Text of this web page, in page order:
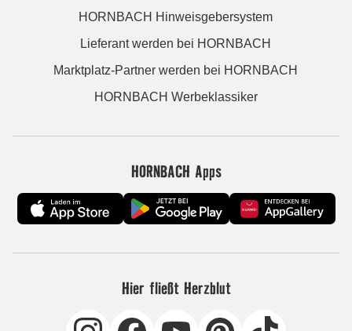
HORNBACH Hinweisgebersystem
Lieferant werden bei HORNBACH
Marktplatz-Partner werden bei HORNBACH
HORNBACH Werbeklassiker
HORNBACH Apps
Hier fließt Herzblut